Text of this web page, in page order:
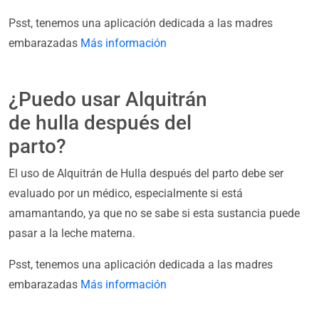
Psst, tenemos una aplicación dedicada a las madres
embarazadas Más información
¿Puedo usar Alquitrán
de hulla después del
parto?
El uso de Alquitrán de Hulla después del parto debe ser
evaluado por un médico, especialmente si está
amamantando, ya que no se sabe si esta sustancia puede
pasar a la leche materna.
Psst, tenemos una aplicación dedicada a las madres
embarazadas Más información